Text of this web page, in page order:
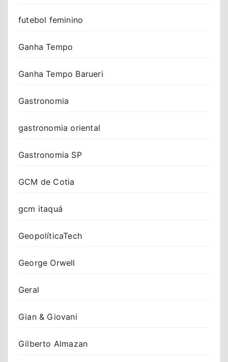
futebol feminino
Ganha Tempo
Ganha Tempo Barueri
Gastronomia
gastronomia oriental
Gastronomia SP
GCM de Cotia
gcm itaquá
GeopolíticaTech
George Orwell
Geral
Gian & Giovani
Gilberto Almazan